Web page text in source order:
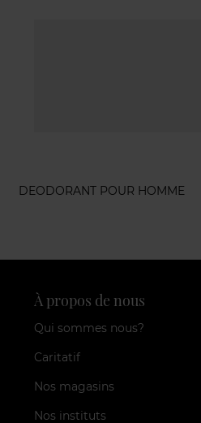
DEODORANT POUR HOMME
À propos de nous
Qui sommes nous?
Caritatif
Nos magasins
Nos instituts